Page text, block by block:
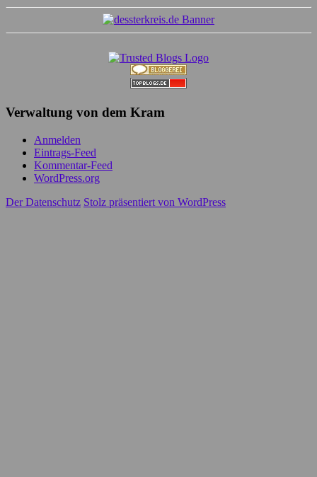
Verwaltung von dem Kram
Anmelden
Eintrags-Feed
Kommentar-Feed
WordPress.org
Der Datenschutz Stolz präsentiert von WordPress